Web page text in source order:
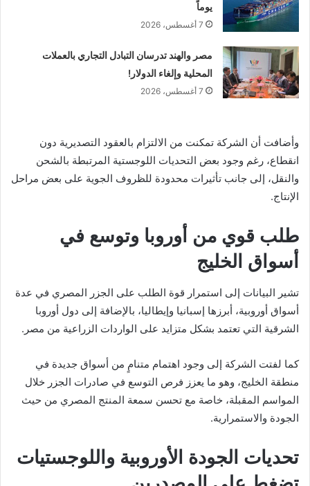
يوماً
7 أغسطس، 2026
مصر والهند تدرسان التبادل التجاري بالعملات
المحلية وإلغاء الدولار!
7 أغسطس، 2026
وأضافت أن الشركة تمكنت من الالتزام بالعقود التصديرية دون
انقطاع، رغم وجود بعض التحديات اللوجستية المرتبطة بالشحن
والنقل، إلى جانب تأثيرات محدودة للظروف الجوية على بعض مراحل
الإنتاج.
طلب قوي من أوروبا وتوسع في
أسواق الخليج
تشير البيانات إلى استمرار قوة الطلب على الجزر المصري في عدة
أسواق أوروبية، أبرزها إسبانيا وإيطاليا، بالإضافة إلى دول أوروبا
الشرقية التي تعتمد بشكل متزايد على الواردات الزراعية من مصر.
كما لفتت الشركة إلى وجود اهتمام متنامٍ من أسواق جديدة في
منطقة الخليج، وهو ما يعزز فرص التوسع في صادرات الجزر خلال
المواسم المقبلة، خاصة مع تحسن سمعة المنتج المصري من حيث
الجودة والاستمرارية.
تحديات الجودة الأوروبية واللوجستيات